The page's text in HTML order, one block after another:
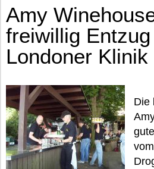
KLINIK
Amy
freiwillig
Londoner Klinik
Die